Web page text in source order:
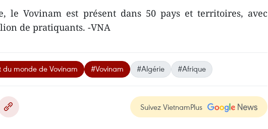
le Vovinam est présent dans 50 pays et territoires, avec
de pratiquants. -VNA
monde de Vovinam #Vovinam #Algérie #Afrique
Suivez VietnamPlus